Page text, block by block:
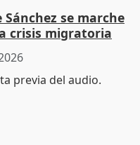
se marche
crisis migratoria